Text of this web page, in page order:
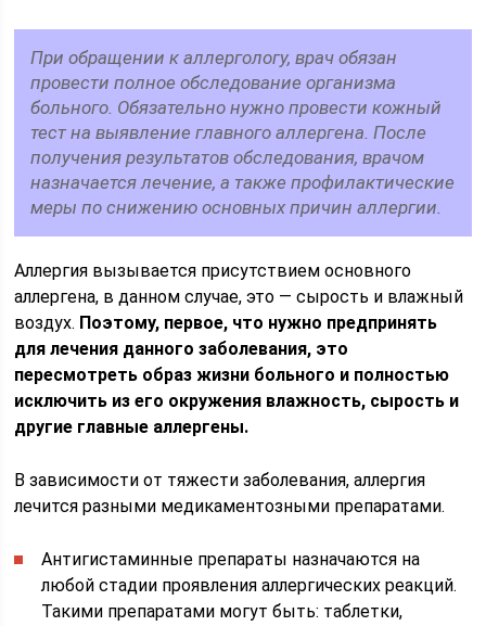
При обращении к аллергологу, врач обязан
провести полное обследование организма
больного. Обязательно нужно провести кожный
тест на выявление главного аллергена. После
получения результатов обследования, врачом
назначается лечение, а также профилактические
меры по снижению основных причин аллергии.
Аллергия вызывается присутствием основного
аллергена, в данном случае, это — сырость и влажный
воздух. Поэтому, первое, что нужно предпринять
для лечения данного заболевания, это
пересмотреть образ жизни больного и полностью
исключить из его окружения влажность, сырость и
другие главные аллергены.
В зависимости от тяжести заболевания, аллергия
лечится разными медикаментозными препаратами.
Антигистаминные препараты назначаются на
любой стадии проявления аллергических реакций.
Такими препаратами могут быть: таблетки,